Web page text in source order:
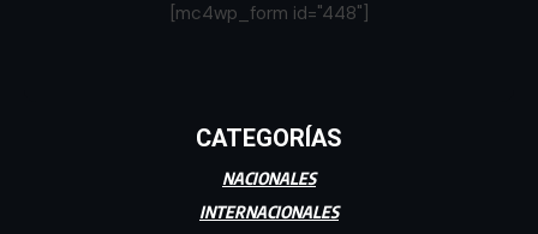
[mc4wp_form id="448"]
CATEGORÍAS
NACIONALES
INTERNACIONALES